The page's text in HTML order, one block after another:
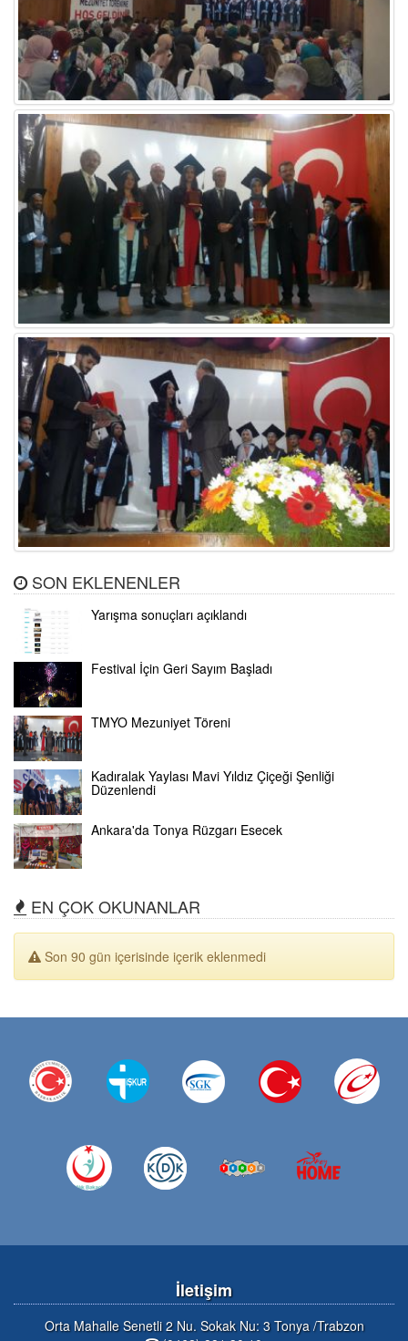
SON EKLENENLER
Yarışma sonuçları açıklandı
Festival İçin Geri Sayım Başladı
TMYO Mezuniyet Töreni
Kadıralak Yaylası Mavi Yıldız Çiçeği Şenliği
Düzenlendi
Ankara'da Tonya Rüzgarı Esecek
EN ÇOK OKUNANLAR
Son 90 gün içerisinde içerik eklenmedi
İletişim
Orta Mahalle Senetli 2 Nu. Sokak Nu: 3 Tonya /Trabzon